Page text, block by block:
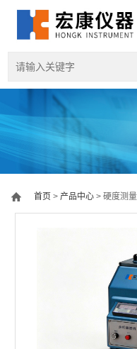
首页 >产品中心 > 硬度测